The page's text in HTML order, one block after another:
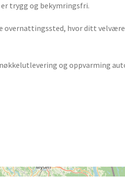
trygg og bekymringsfri.
overnattingssted, hvor ditt
og oppvarming